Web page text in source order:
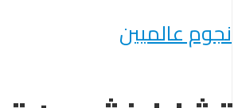
نجوم عالميين